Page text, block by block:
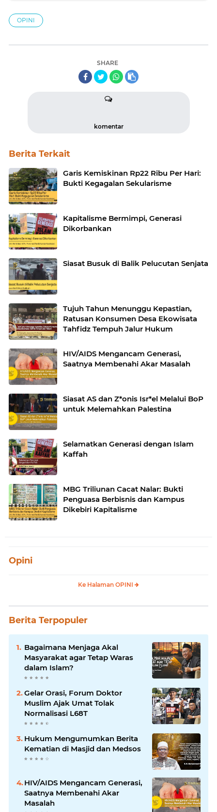
OPINI
SHARE
komentar
Berita Terkait
Garis Kemiskinan Rp22 Ribu Per Hari:
Bukti Kegagalan Sekularisme
Kapitalisme Bermimpi, Generasi
Dikorbankan
Siasat Busuk di Balik Pelucutan Senjata
Tujuh Tahun Menunggu Kepastian,
Ratusan Konsumen Desa Ekowisata
Tahfidz Tempuh Jalur Hukum
HIV/AIDS Mengancam Generasi,
Saatnya Membenahi Akar Masalah
Siasat AS dan Z*onis Isr*el Melalui BoP
untuk Melemahkan Palestina
Selamatkan Generasi dengan Islam
Kaffah
MBG Triliunan Cacat Nalar: Bukti
Penguasa Berbisnis dan Kampus
Dikebiri Kapitalisme
Opini
Ke Halaman OPINI
Berita Terpopuler
Bagaimana Menjaga Akal
Masyarakat agar Tetap Waras
dalam Islam?
Gelar Orasi, Forum Doktor
Muslim Ajak Umat Tolak
Normalisasi L68T
Hukum Mengumumkan Berita
Kematian di Masjid dan Medsos
HIV/AIDS Mengancam Generasi,
Saatnya Membenahi Akar
Masalah